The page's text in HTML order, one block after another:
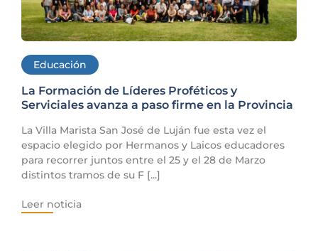
Educación
La Formación de Líderes Proféticos y
Serviciales avanza a paso firme en la Provincia
La Villa Marista San José de Luján fue esta vez el
espacio elegido por Hermanos y Laicos educadores
para recorrer juntos entre el 25 y el 28 de Marzo
distintos tramos de su F [...]
Leer noticia